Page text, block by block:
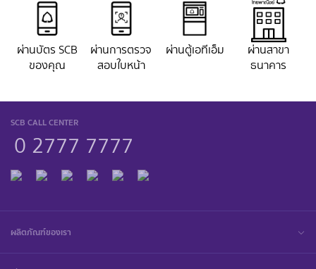
ผ่านบัตร SCB
ของคุณ
ผ่านการตรวจ
สอบใบหน้า
ผ่านตู้เอทีเอ็ม
ผ่านสาขา
ธนาคาร
SCB CALL CENTER
0 2777 7777
ผลิตภัณฑ์ของเรา